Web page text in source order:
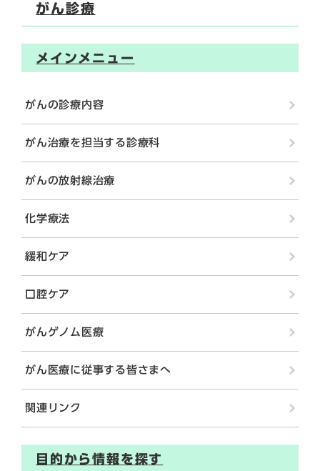
がん診療
メインメニュー
がんの診療内容
がん治療を担当する診療科
がんの放射線治療
化学療法
緩和ケア
口腔ケア
がんゲノム医療
がん医療に従事する皆さまへ
関連リンク
目的から情報を探す